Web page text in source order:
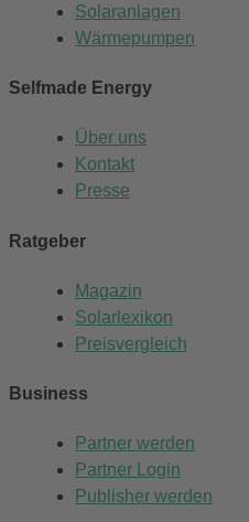
Solaranlagen
Wärmepumpen
Selfmade Energy
Über uns
Kontakt
Presse
Ratgeber
Magazin
Solarlexikon
Preisvergleich
Business
Partner werden
Partner Login
Publisher werden